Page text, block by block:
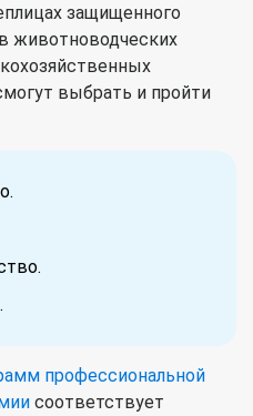
защищенного
животноводческих
выбрать и пройти
профессиональной
соответствует